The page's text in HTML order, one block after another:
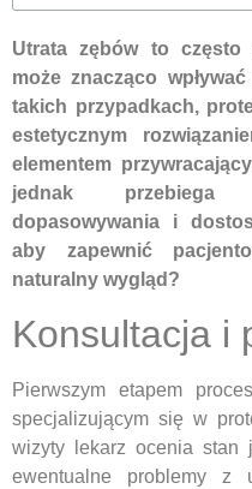
Utrata zębów to często
może znacząco
takich przypadkach,
estetycznym
elementem
jednak przebiega
dopasowywania i
aby zapewnić
naturalny wygląd?
Konsultacja i
Pierwszym etapem
specjalizującym się w
wizyty lekarz ocenia stan
ewentualne problemy z